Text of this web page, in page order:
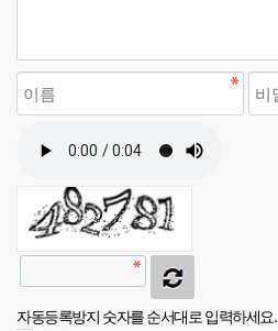
자동등록방지 숫자를 순서대로 입력하세요.